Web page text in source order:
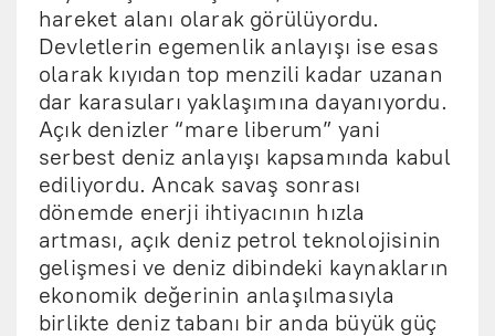
hareket alanı olarak görülüyordu.
Devletlerin egemenlik anlayışı ise esas
olarak kıyıdan top menzili kadar uzanan
dar karasuları yaklaşımına dayanıyordu.
Açık denizler “mare liberum” yani
serbest deniz anlayışı kapsamında kabul
ediliyordu. Ancak savaş sonrası
dönemde enerji ihtiyacının hızla
artması, açık deniz petrol teknolojisinin
gelişmesi ve deniz dibindeki kaynakların
ekonomik değerinin anlaşılmasıyla
birlikte deniz tabanı bir anda büyük güç